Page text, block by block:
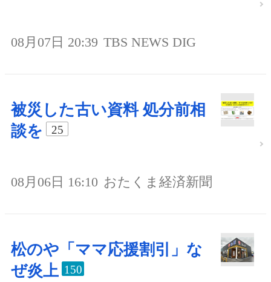
08月07日 20:39 TBS NEWS DIG
被災した古い資料 処分前相
談を
25
08月06日 16:10 おたくま経済新聞
松のや「ママ応援割引」な
ぜ炎上 150